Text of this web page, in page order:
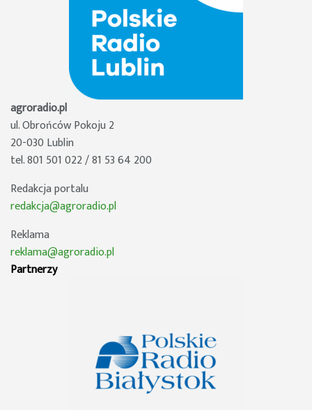
agroradio.pl
ul. Obrońców Pokoju 2
20-030 Lublin
tel. 801 501 022 / 81 53 64 200
Redakcja portalu
redakcja@agroradio.pl
Reklama
reklama@agroradio.pl
Partnerzy